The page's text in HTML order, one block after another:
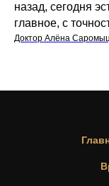
назад, сегодня
главное, с
Доктор Алёна